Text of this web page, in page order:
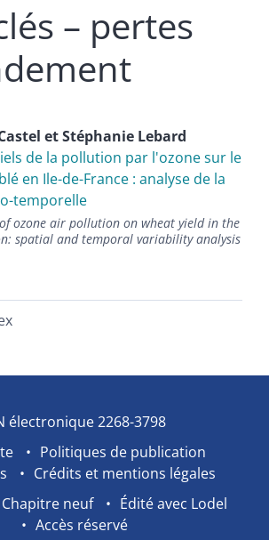
– pertes
etStéphanie Lebard
de la pollution par l'ozone sur le
en Ile-de-France : analyse de la
temporelle
ozone air pollution on wheat yield in the
spatial and temporal variability analysis
électronique 2268-3798
Politiques de publication
Crédits et mentions légales
neuf
Édité avec Lodel
Accès réservé